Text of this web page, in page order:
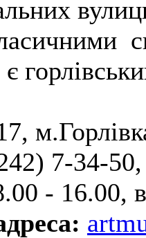
є
7-34-
- 16.00,